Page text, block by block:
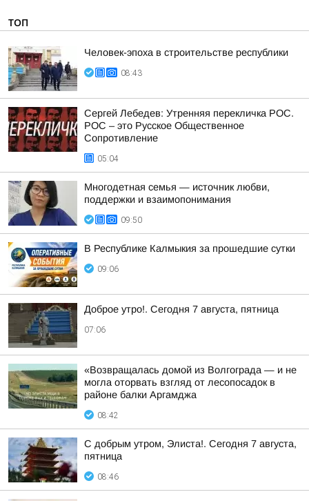
ТОП
Человек-эпоха в строительстве республики
08:43
Сергей Лебедев: Утренняя перекличка РОС.
РОС – это Русское Общественное
Сопротивление
05:04
Многодетная семья — источник любви,
поддержки и взаимопонимания
09:50
В Республике Калмыкия за прошедшие сутки
09:06
Доброе утро!. Сегодня 7 августа, пятница
07:06
«Возвращалась домой из Волгограда — и не
могла оторвать взгляд от лесопосадок в
районе балки Аргамджа
08:42
С добрым утром, Элиста!. Сегодня 7 августа,
пятница
08:46